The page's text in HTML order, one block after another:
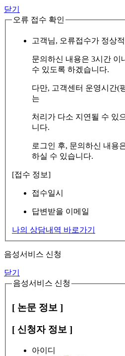
닫기
오류 접수 확인
고객님, 오류접수가 정상
문의하신 내용은 3시간 이
수 있도록 하겠습니다.
다만, 고객센터 운영시간(
는
처리가 다소 지연될 수 있
니다.
로그인 후, 문의하신 내용
하실 수 있습니다.
[접수 정보]
접수일시
답변받을 이메일
나의 상담내역 바로가기
음성서비스 신청
닫기
음성서비스 신청
[ 논문 정보 ]
[ 신청자 정보 ]
아이디